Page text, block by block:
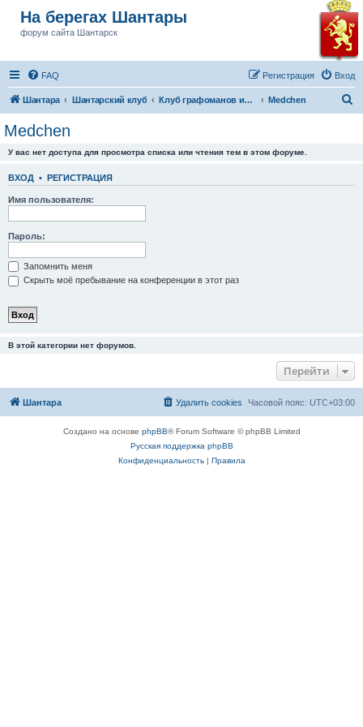
На берегах Шантары
форум сайта Шантарск
FAQ Вход
Регистрация
Шантара Шантарский клуб Клуб графоманов им Бушкова Medchen
Medchen
У вас нет доступа для просмотра списка или чтения тем в этом форуме.
ВХОД • РЕГИСТРАЦИЯ
Имя пользователя:
Пароль:
Запомнить меня
Скрыть моё пребывание на конференции в этот раз
В этой категории нет форумов.
Перейти
Шантара Часовой пояс: UTC+03:00
Удалить cookies
Создано на основе phpBB® Forum Software © phpBB Limited
Русская поддержка phpBB
Конфиденциальность| Правила